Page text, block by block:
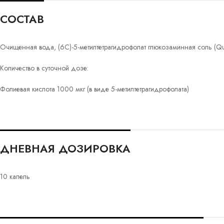
СОСТАВ
Очищенная вода, (6С)-5-метилтетрагидрофолат глюкозаминная соль
Количество в суточной дозе:
Фолиевая кислота 1000 мкг (в виде 5-метилтетрагидрофолата)
ДНЕВНАЯ ДОЗИРОВКА
10 капель